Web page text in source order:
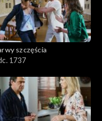
szczęścia
1737